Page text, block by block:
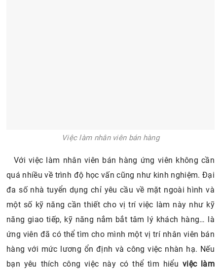
Việc làm nhân viên bán hàng
Với việc làm nhân viên bán hàng ứng viên không cần
quá nhiều về trình độ học vấn cũng như kinh nghiệm. Đại
đa số nhà tuyển dụng chỉ yêu cầu về mặt ngoài hình và
một số kỹ năng cần thiết cho vị trí việc làm này như kỹ
năng giao tiếp, kỹ năng nắm bắt tâm lý khách hàng… là
ứng viên đã có thể tìm cho mình một vị trí nhân viên bán
hàng với mức lương ổn định và công việc nhàn hạ. Nếu
bạn yêu thích công việc này có thể tìm hiểu việc làm